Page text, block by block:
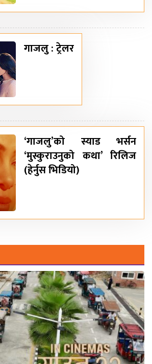
गाजलु : ट्रेलर
‘गाजलु’को स्याड भर्सन
‘मुस्कुराउनुको कथा’ रिलिज
(हेर्नुस भिडियो)